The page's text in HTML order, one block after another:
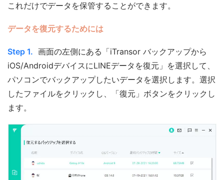
これだけでデータを保管することができます。
データを復元するためには
Step 1. 画面の左側にある「iTransor バックアップから
iOS/AndroidデバイスにLINEデータを復元」を選択して、
パソコンでバックアップしたいデータを選択します。選択
したファイルをクリックし、「復元」ボタンをクリックし
ます。